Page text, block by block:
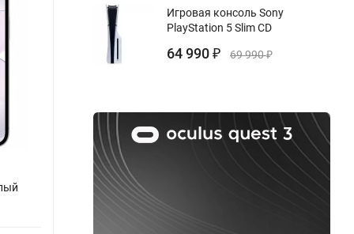
Apple iPhone 17e 512 ГБ, White, Белый,
Игровая консоль Sony
PlayStation 5 Slim CD
64 990 ₽ 69 990₽